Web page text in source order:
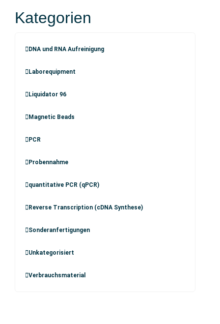
Kategorien
DNA und RNA Aufreinigung
Laborequipment
Liquidator 96
Magnetic Beads
PCR
Probennahme
quantitative PCR (qPCR)
Reverse Transcription (cDNA Synthese)
Sonderanfertigungen
Unkategorisiert
Verbrauchsmaterial